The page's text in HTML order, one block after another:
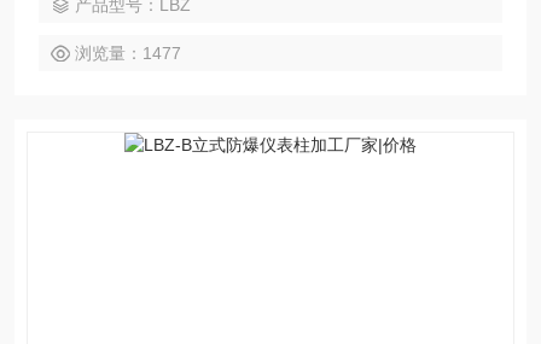
产品型号：LBZ
浏览量：1477